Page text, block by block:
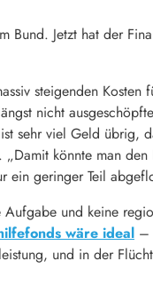
Bund. Jetzt hat der
steigenden Kosten
nicht
sehr viel Geld übrig,
könnte man
ein geringer Teil
und keine
wäre ideal –
und in der